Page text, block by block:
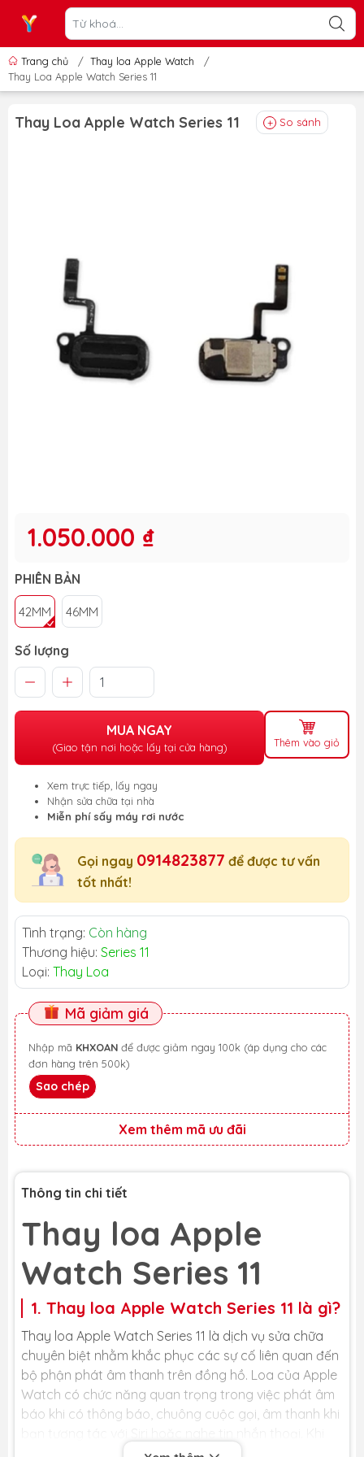
Trang chủ / Thay loa Apple Watch
/
Thay Loa Apple Watch Series 11
Thay Loa Apple Watch Series 11 So sánh
1.050.000 ₫
PHIÊN BẢN
42MM 46MM
Số lượng
MUA NGAY
(Giao tận nơi hoặc lấy tại cửa hàng) Thêm vào giỏ
Xem trực tiếp, lấy ngay
Nhận sửa chữa tại nhà
Miễn phí sấy máy rơi nước
Gọi ngay 0914823877 để được tư vấn
tốt nhất!
Tình trạng: Còn hàng
Thương hiệu: Series 11
Loại: Thay Loa
Mã giảm giá
Nhập mã KHXOAN
đơn hàng trên 500k)
Sao chép
Xem thêm mã ưu đãi
Thông tin chi tiết
Thay loa Apple
Watch Series 11
1. Thay loa Apple Watch Series 11 là gì?
Thay loa Apple Watch Series 11 là dịch vụ sửa chữa
chuyên biệt nhằm khắc phục các sự cố liên quan đến
bộ phận phát âm thanh trên đồng hồ. Loa của Apple
Watch có chức năng quan trọng trong việc phát âm
báo khi có thông báo, chuông cuộc gọi, âm thanh khi
loa bị hỏng, các chức năng này sẽ không hoạt động